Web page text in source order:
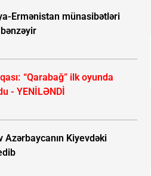
Ermənistan münasibətləri
“Qarabağ” ilk oyunda
- YENİLƏNDİ
Azərbaycanın Kiyevdəki